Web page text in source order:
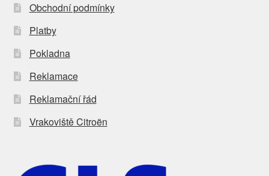
Obchodní podmínky
Platby
Pokladna
Reklamace
Reklamační řád
Vrakoviště Citroën